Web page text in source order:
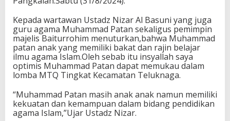
Kepada wartawan Ustadz Nizar Al Basuni yang juga
guru agama Muhammad Patan sekaligus pemimpin
majelis Baiturrohim menuturkan,bahwa Muhammad
patan anak yang memiliki bakat dan rajin belajar
ilmu agama Islam.Oleh sebab itu insyallah saya
optimis Muhammad Patan dapat memukau dalam
lomba MTQ Tingkat Kecamatan Teluknaga.
“Muhammad Patan masih anak anak namun memiliki
kekuatan dan kemampuan dalam bidang pendidikan
agama Islam,”Ujar Ustadz Nizar.